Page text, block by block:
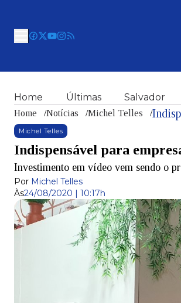
Home Últimas Salvador
Home /Notícias /Michel Telles /
Michel Telles
Indispensável para
Investimento em vídeo vem sendo o
Por Michel Telles
Às24/08/2020 | 10:17h